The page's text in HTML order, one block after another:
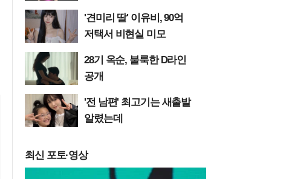
'견미리 딸' 이유비, 90억
저택서 비현실 미모
28기 옥순, 불룩한 D라인
공개
'전 남편' 최고기는 새출발
알렸는데
최신 포토·영상